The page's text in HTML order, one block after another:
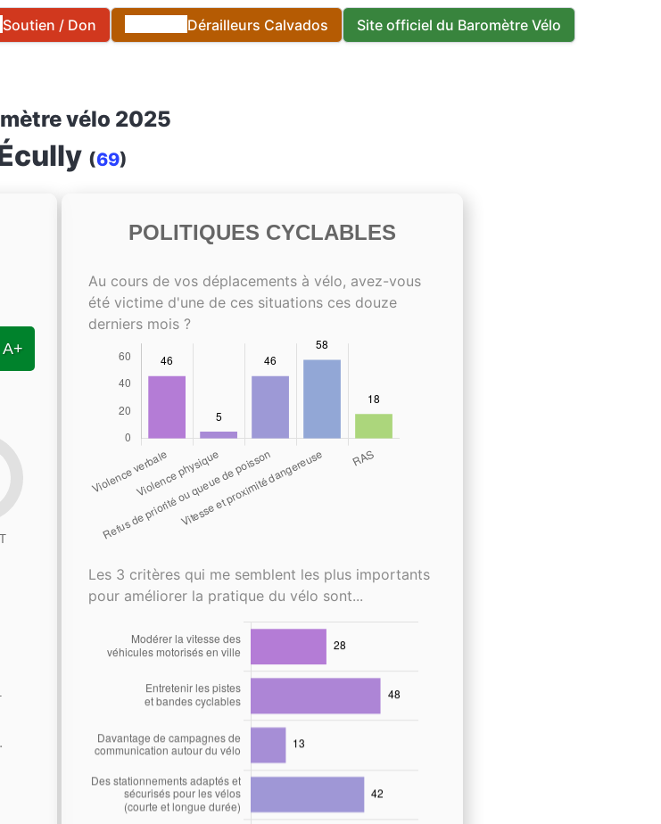
Soutien / Don Dérailleurs Calvados Site officiel du Baromètre Vélo
vélo 2025
(69)
A+
POLITIQUES CYCLABLES
Au cours de vos déplacements à vélo, avez-vous
été victime d'une de ces situations ces douze
derniers mois ?
Les 3 critères qui me semblent les plus importants
pour améliorer la pratique du vélo sont...